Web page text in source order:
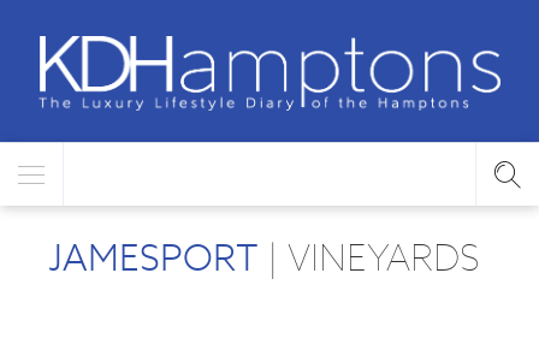
JAMESPORT | VINEYARDS